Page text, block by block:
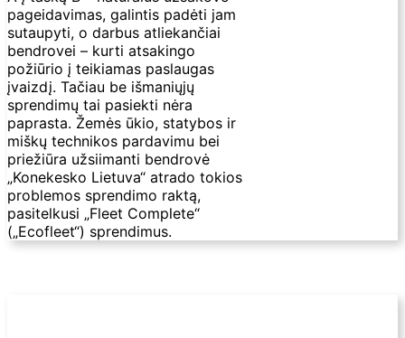
pageidavimas, galintis padėti jam
sutaupyti, o darbus atliekančiai
bendrovei – kurti atsakingo
požiūrio į teikiamas paslaugas
įvaizdį. Tačiau be išmaniųjų
sprendimų tai pasiekti nėra
paprasta. Žemės ūkio, statybos ir
miškų technikos pardavimu bei
priežiūra užsiimanti bendrovė
„Konekesko Lietuva“ atrado tokios
problemos sprendimo raktą,
pasitelkusi „Fleet Complete“
(„Ecofleet“) sprendimus.